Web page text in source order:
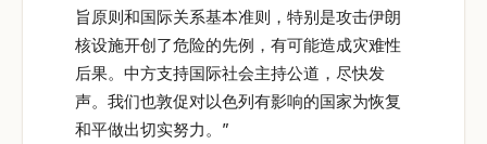
旨原则和国际关系基本准则，特别是攻击伊朗
核设施开创了危险的先例，有可能造成灾难性
后果。中方支持国际社会主持公道，尽快发
声。我们也敦促对以色列有影响的国家为恢复
和平做出切实努力。”